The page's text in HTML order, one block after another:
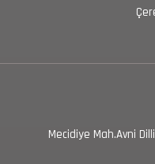
Mecidiye Mah.Avni